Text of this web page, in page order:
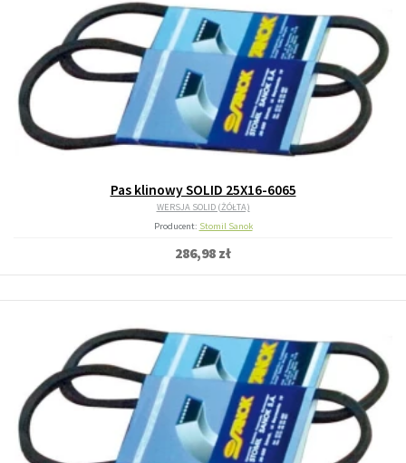
Pas klinowy SOLID 25X16-6065
WERSJA SOLID (ŻÓŁTA)
Producent: Stomil Sanok
286,98 zł